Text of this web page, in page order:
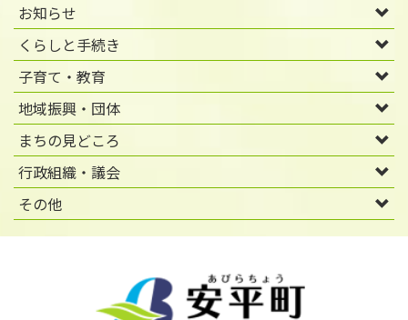
お知らせ
くらしと手続き
子育て・教育
地域振興・団体
まちの見どころ
行政組織・議会
その他